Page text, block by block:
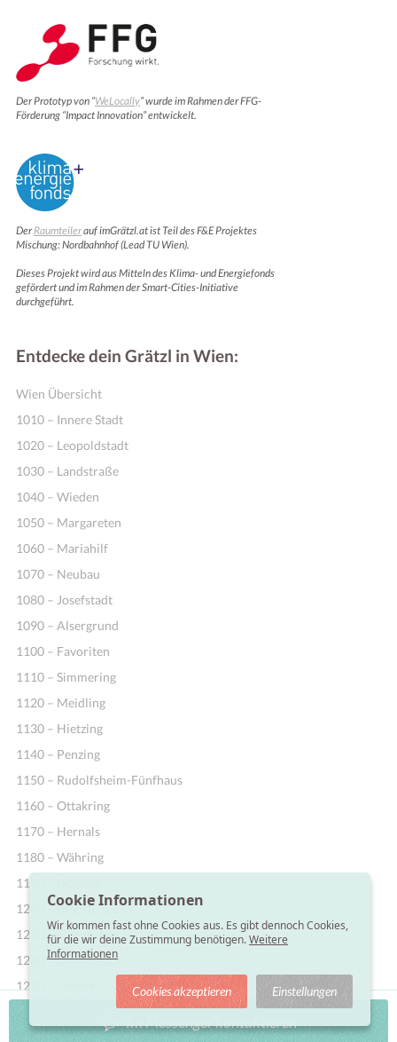
Im Messenger kontaktieren
Der Prototyp von “WeLocally” wurde im Rahmen der FFG-
Förderung “Impact Innovation” entwickelt.
DerRaumteilerauf imGrätzl.at ist Teil des F&E Projektes
Mischung: Nordbahnhof (Lead TU Wien).
Dieses Projekt wird aus Mitteln des Klima- und Energiefonds
gefördert und im Rahmen der Smart-Cities-Initiative
durchgeführt.
Entdecke dein Grätzl in Wien:
Wien Übersicht
1010 – Innere Stadt
1020 – Leopoldstadt
1030 – Landstraße
1040 – Wieden
1050 – Margareten
1060 – Mariahilf
1070 – Neubau
1080 – Josefstadt
1090 – Alsergrund
1100 – Favoriten
1110 – Simmering
1120 – Meidling
1130 – Hietzing
1140 – Penzing
1150 – Rudolfsheim-Fünfhaus
1160 – Ottakring
1170 – Hernals
1180 – Währing
1190 – Döbling
1200 – Brigittenau
1210 – Floridsdorf
1220 – Donaustadt
1230 – Liesing
Cookie Informationen
Wir kommen fast ohne Cookies aus. Es gibt dennoch Cookies,
für die wir deine Zustimmung benötigen.Weitere
Informationen
Cookies akzeptieren Einstellungen